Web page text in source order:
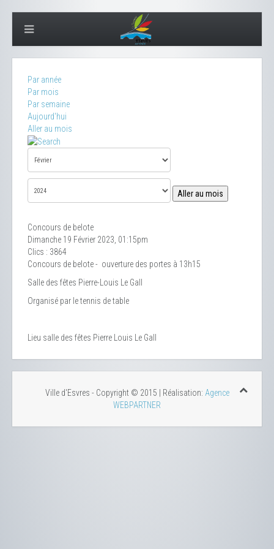
Par année
Par mois
Par semaine
Aujourd'hui
Aller au mois
Aller au mois
Concours de belote
Dimanche 19 Février 2023, 01:15pm
Clics : 3864
Concours de belote - ouverture des portes à 13h15
Salle des fêtes Pierre-Louis Le Gall
Organisé par le tennis de table
Lieu salle des fêtes Pierre Louis Le Gall
Ville d'Esvres - Copyright © 2015 | Réalisation: Agence
WEBPARTNER